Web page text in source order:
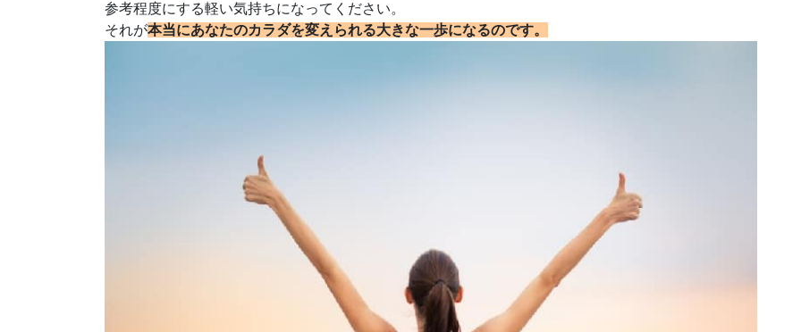
参考程度にする軽い気持ちになってください。
それが本当にあなたのカラダを変えられる大きな一歩になるのです。